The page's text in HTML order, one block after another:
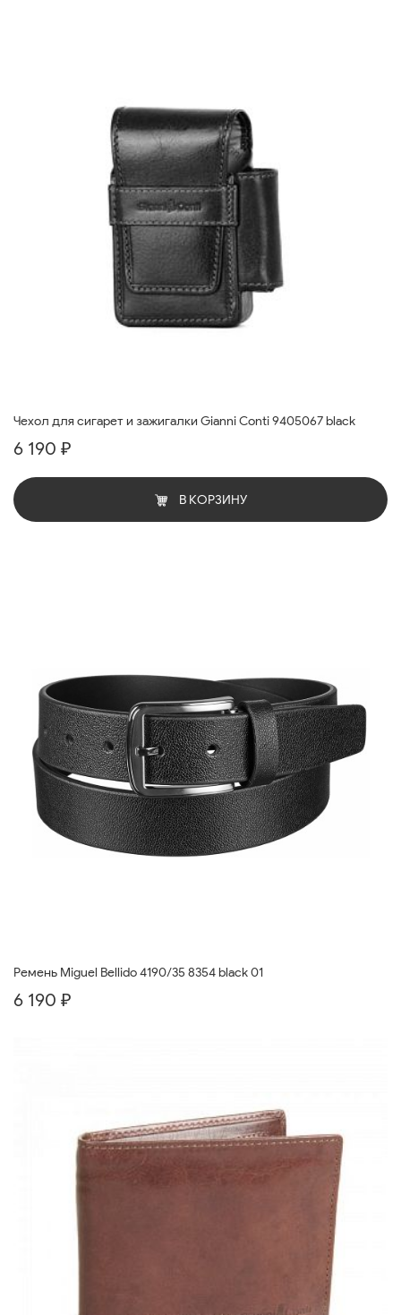
Чехол для сигарет и зажигалки Gianni Conti 9405067 black
6 190 ₽
В КОРЗИНУ
Ремень Miguel Bellido 4190/35 8354 black 01
6 190 ₽